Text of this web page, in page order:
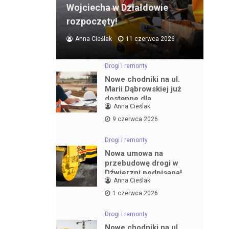
Wojciecha w Działdowie
rozpoczęty!
Anna Cieślak 11 czerwca 2026
Drogi i remonty
Nowe chodniki na ul.
Marii Dąbrowskiej już
dostępne dla
mieszkańców
Anna Cieślak
9 czerwca 2026
Drogi i remonty
Nowa umowa na
przebudowę drogi w
Dźwierzni podpisana!
Anna Cieślak
1 czerwca 2026
Drogi i remonty